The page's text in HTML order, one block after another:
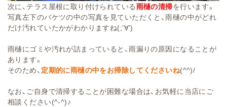
次に、テラス屋根に取り付けられている雨樋の清掃を行います。
写真左下のバケツの中の写真を見ていただくと、雨樋の中がどれ
だけ汚れていたかがわかりますね(;’∀’)
雨樋にゴミや汚れが詰まっていると、雨漏りの原因になることが
あります。
そのため、 定期的に雨樋の中をお掃除してくださいね(^^)/
なお、ご自身で清掃することが困難な場合は、お気軽に当店にご
相談ください(^-^)♪